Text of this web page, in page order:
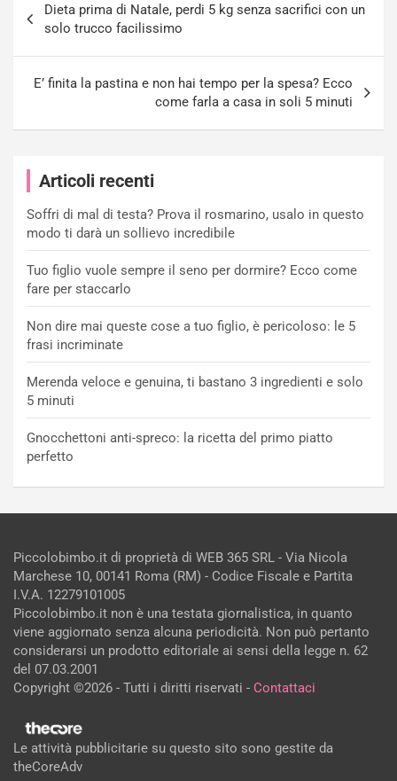
articoli
Dieta prima di Natale, perdi 5 kg senza sacrifici con un
solo trucco facilissimo
E’ finita la pastina e non hai tempo per la spesa? Ecco
come farla a casa in soli 5 minuti
Articoli recenti
Soffri di mal di testa? Prova il rosmarino, usalo in questo
modo ti darà un sollievo incredibile
Tuo figlio vuole sempre il seno per dormire? Ecco come
fare per staccarlo
Non dire mai queste cose a tuo figlio, è pericoloso: le 5
frasi incriminate
Merenda veloce e genuina, ti bastano 3 ingredienti e solo
5 minuti
Gnocchettoni anti-spreco: la ricetta del primo piatto
perfetto
Piccolobimbo.it di proprietà di WEB 365 SRL - Via Nicola
Marchese 10, 00141 Roma (RM) - Codice Fiscale e Partita
I.V.A. 12279101005
Piccolobimbo.it non è una testata giornalistica, in quanto
viene aggiornato senza alcuna periodicità. Non può pertanto
considerarsi un prodotto editoriale ai sensi della legge n. 62
del 07.03.2001
Copyright ©2026 - Tutti i diritti riservati - Contattaci
Le attività pubblicitarie su questo sito sono gestite da
theCoreAdv